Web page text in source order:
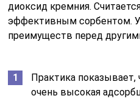
диоксид кремния.
эффективным сорбентом. У
преимуществ перед
Практика показывает,
очень высокая